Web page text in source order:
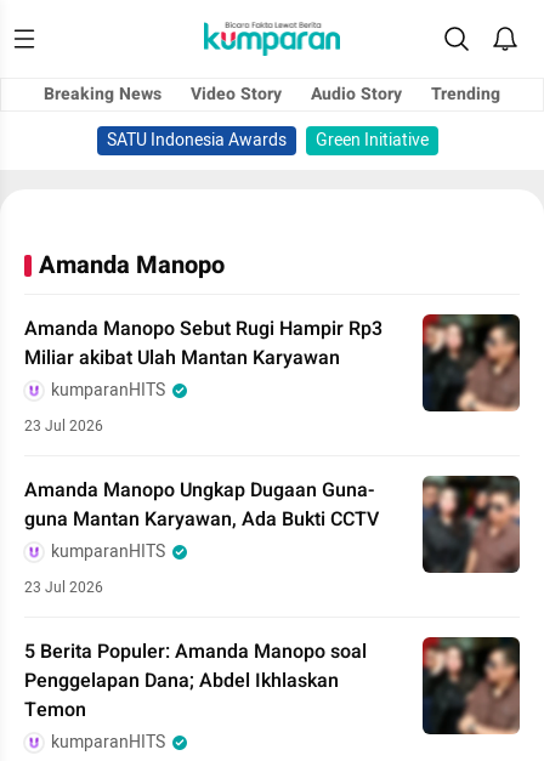
Breaking News Video Story Audio Story
Trending
SATU Indonesia Awards
Green Initiative
Amanda Manopo
Amanda Manopo Sebut Rugi Hampir Rp3
Miliar akibat Ulah Mantan Karyawan
kumparanHITS
23 Jul 2026
Amanda Manopo Ungkap Dugaan Guna-
guna Mantan Karyawan, Ada Bukti CCTV
kumparanHITS
23 Jul 2026
5 Berita Populer: Amanda Manopo soal
Penggelapan Dana; Abdel Ikhlaskan
Temon
kumparanHITS